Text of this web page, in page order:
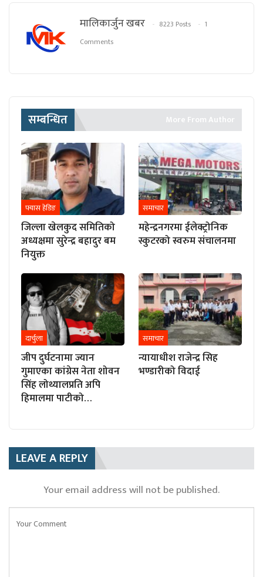
मालिकार्जुन खबर 8223 Posts
1
Comments
सम्बन्धित More From Author
फ्यास हेडिङ
जिल्ला खेलकुद समितिको
अध्यक्षमा सुरेन्द्र बहादुर बम
नियुक्त
समाचार
महेन्द्रनगरमा ईलेक्ट्रोनिक
स्कुटरको स्वरुम संचालनमा
दार्चुला
जीप दुर्घटनामा ज्यान
गुमाएका कांग्रेस नेता शोवन
सिंह लोथ्यालप्रति अपि
हिमालमा पाटीको…
समाचार
न्यायाधीश राजेन्द्र सिह
भण्डारीको विदाई
LEAVE A REPLY
Your email address will not be published.